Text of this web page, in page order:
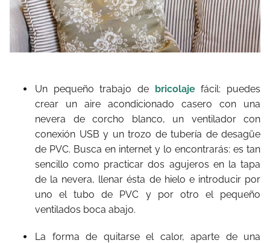
Un pequeño trabajo de bricolajefácil: puedes
crear un aire acondicionado casero con una
nevera de corcho blanco, un ventilador con
conexión USB y un trozo de tubería de desagüe
de PVC. Busca en internet y lo encontrarás: es tan
sencillo como practicar dos agujeros en la tapa
de la nevera, llenar ésta de hielo e introducir por
uno el tubo de PVC y por otro el pequeño
ventilados boca abajo.
La forma de quitarse el calor, aparte de una